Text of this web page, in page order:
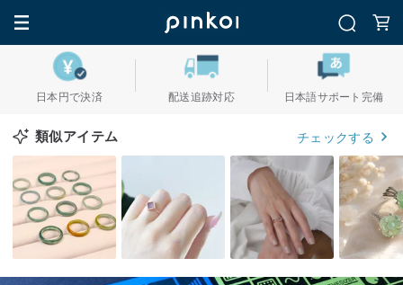
日本円で決済 配送追跡対応 日本語サポート完備
類似アイテム チェックする